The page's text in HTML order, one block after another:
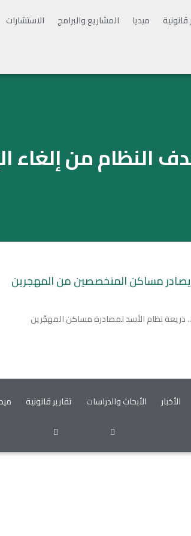
قانونية ميديا المشاريع والبرامج الاستشارات
النظام من إلغاء
مساكن المتخصصين من المهجرين
ذريعة نظام الأسد لمصادرة مساكن المهجّرين
الأخبار الأبحاث والدراسات تقارير قانونية